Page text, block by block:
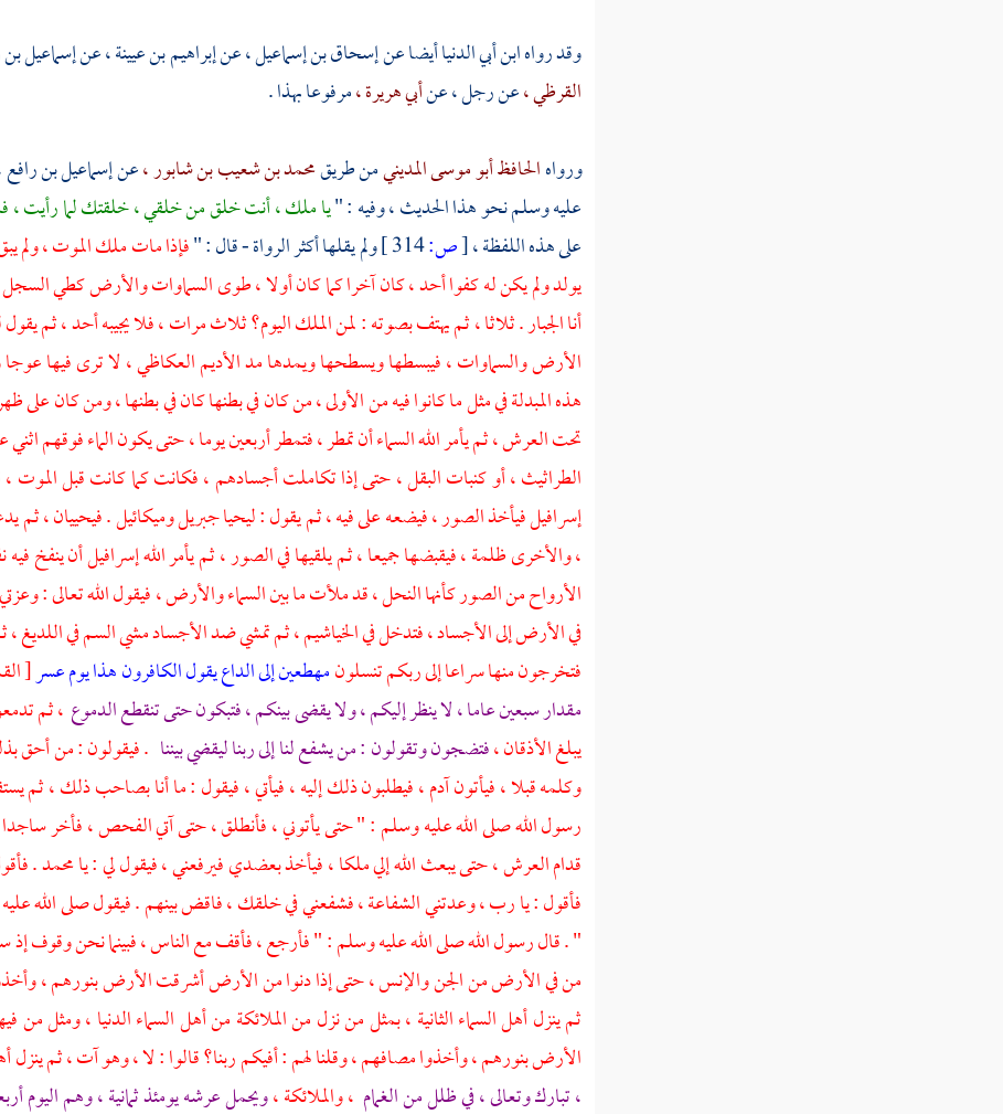
وقد رواهابن أبي الدنياأيضا عنإسحاق بن إسماعيل ،عنإبراهيم بن عيينة ،عنإسماعيل
القرظي ،عنرجل ،عنأبي هريرة ،مرفوعا بهذا .
ورواهالحافظ أبو موسى المدينيمن طريقمحمد بن شعيب بن شابور ،عنإسماعيل بن رافع
عليه وسلم نحو هذا الحديث ، وفيه : "يا ملك ، أنت خلق من خلقي ، خلقتك لما رأيت ،
على هذه اللفظة ،[ص:314 ] ولم يقلها أكثر الرواة - قال : "فإذا ماتملك الموت ،ولم
يولد ولم يكن له كفوا أحد ، كان آخرا كما كان أولا ، طوى السماوات والأرض كطي
أنا الجبار . ثلاثا ، ثم يهتف بصوته : لمن الملك اليوم؟ ثلاث مرات ، فلا يجيبه أحد ، ثم
الأرض والسماوات ، فيبسطها ويسطحها ويمدها مد الأديم العكاظي ، لا ترى فيها عوجا
هذه المبدلة في مثل ما كانوا فيه من الأولى ، من كان في بطنها كان في بطنها ، ومن كان
تحت العرش ، ثم يأمر الله السماء أن تمطر ، فتمطر أربعين يوما ، حتى يكون الماء فوقهم
الطراثيث ، أو كنبات البقل ، حتى إذا تكاملت أجسادهم ، فكانت كما كانت قبل الموت ،
إسرافيلفيأخذ الصور ، فيضعه على فيه ، ثم يقول : ليحيا جبريل وميكائيل . فيحييان ، ثم
، والأخرى ظلمة ، فيقبضها جميعا ، ثم يلقيها في الصور ، ثم يأمر اللهإسرافيلأن ينفخ فيه
الأرواح من الصور كأنها النحل ، قد ملأت ما بين السماء والأرض ، فيقول الله تعالى :
في الأرض إلى الأجساد ، فتدخل في الخياشيم ، ثم تمشي ضد الأجساد مشي السم في
فتخرجون منها سراعا إلى ربكم تنسلونمهطعين إلى الداع يقول الكافرون هذا يوم عسر[ القمر : 8 ] .
مقدار سبعين عاما ، لا ينظر إليكم ، ولا يقضى بينكم ، فتبكون حتى تنقطع الدموع ، ثم
يبلغ الأذقان ،فتضجون وتقولون : من يشفع لنا إلى ربنا ليقضي بيننا . فيقولون : من أحق
وكلمه قبلا ، فيأتون آدم ، فيطلبون ذلك إليه ، فيأتي ، فيقول : ما أنا بصاحب ذلك ، ثم
رسول الله صلى الله عليه وسلم : " حتى يأتوني ، فأنطلق ، حتى آتي الفحص ، فأخر
قدام العرش ، حتى يبعث الله إلي ملكا ، فيأخذ بعضدي فيرفعني ، فيقول لي : يامحمد.
فأقول : يا رب ، وعدتني الشفاعة ، فشفعني في خلقك ، فاقض بينهم . فيقول صلى الله
" . قال رسول الله صلى الله عليه وسلم : " فأرجع ، فأقف مع الناس ، فبينما نحن وقوف إذ
من في الأرض من الجن والإنس ، حتى إذا دنوا من الأرض أشرقت الأرض بنورهم ،
ثم ينزل أهل السماء الثانية ، بمثل من نزل من الملائكة من أهل السماء الدنيا ، ومثل
الأرض بنورهم ، وأخذوا مصافهم ، وقلنا لهم : أفيكم ربنا؟ قالوا : لا ، وهو آت ، ثم
، تبارك وتعالى ، في ظلل من الغمام ، والملائكة ،ويحمل عرشه يومئذ ثمانية ، وهم اليوم